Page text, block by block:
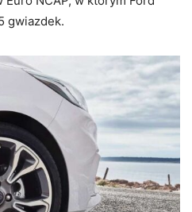
gwiazdek.